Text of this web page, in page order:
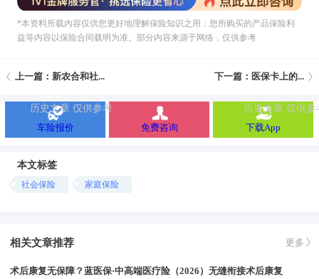
*本资料所载內容仅供您更好地理解保险知识之用；您所购买的产品保险利
益等内容以保险合同载明为准。部分内容来源于网络，仅供参考
上一篇：新农合和社... 下一篇：医保卡上的...
车险报价 免费咨询 下载App
本文标签
社会保险 家庭保险
相关文章推荐 更多
术后康复无保障？蓝医保·中高端医疗险（2026）无缝衔接术后康复